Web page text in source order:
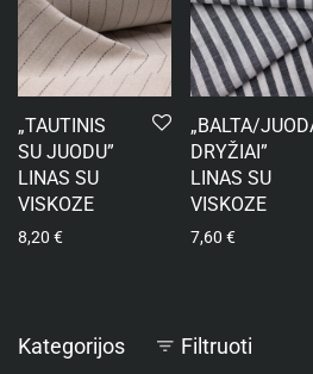
„TAUTINIS
SU JUODU”
LINAS SU
VISKOZE
8,20 €
„BALTA/
DRYŽIAI”
LINAS SU
VISKOZE
7,60 €
Kategorijos Filtruoti